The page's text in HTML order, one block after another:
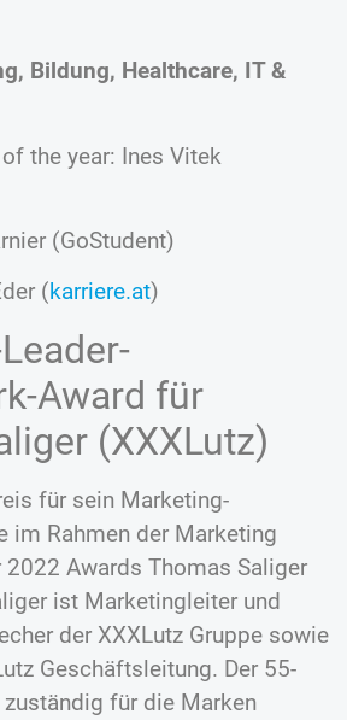
Bildung, Healthcare, IT &
the year: Ines Vitek
(GoStudent)
(karriere.at)
Award für
(XXXLutz)
für sein Marketing-
im Rahmen der Marketing
2022 Awards Thomas Saliger
ist Marketingleiter und
der XXXLutz Gruppe sowie
Geschäftsleitung. Der 55-
für die Marken